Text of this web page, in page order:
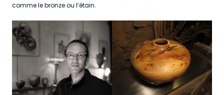
comme le bronze ou l’étain.